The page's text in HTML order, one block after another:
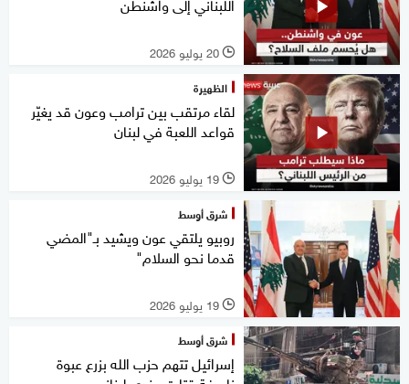
l 20 يوليو 2026
الظهيرة
لقاء مرتقب بين ترامب وعون قد يغيّر
قواعد اللعبة في لبنان
l 19 يوليو 2026
شرق أوسط
روبيو يلتقي عون ويشيد بـ"المضي
قدما نحو السلام"
l 19 يوليو 2026
شرق أوسط
إسرائيل تتهم حزب الله بزرع عبوة